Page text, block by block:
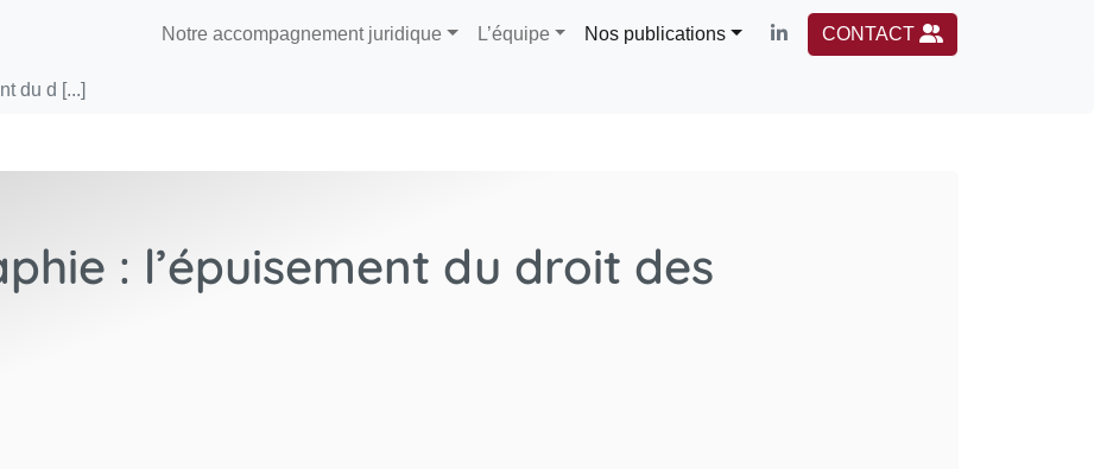
Notre accompagnement juridique L’équipe Nos publications CONTACT
du d [...]
: l’épuisement du droit des